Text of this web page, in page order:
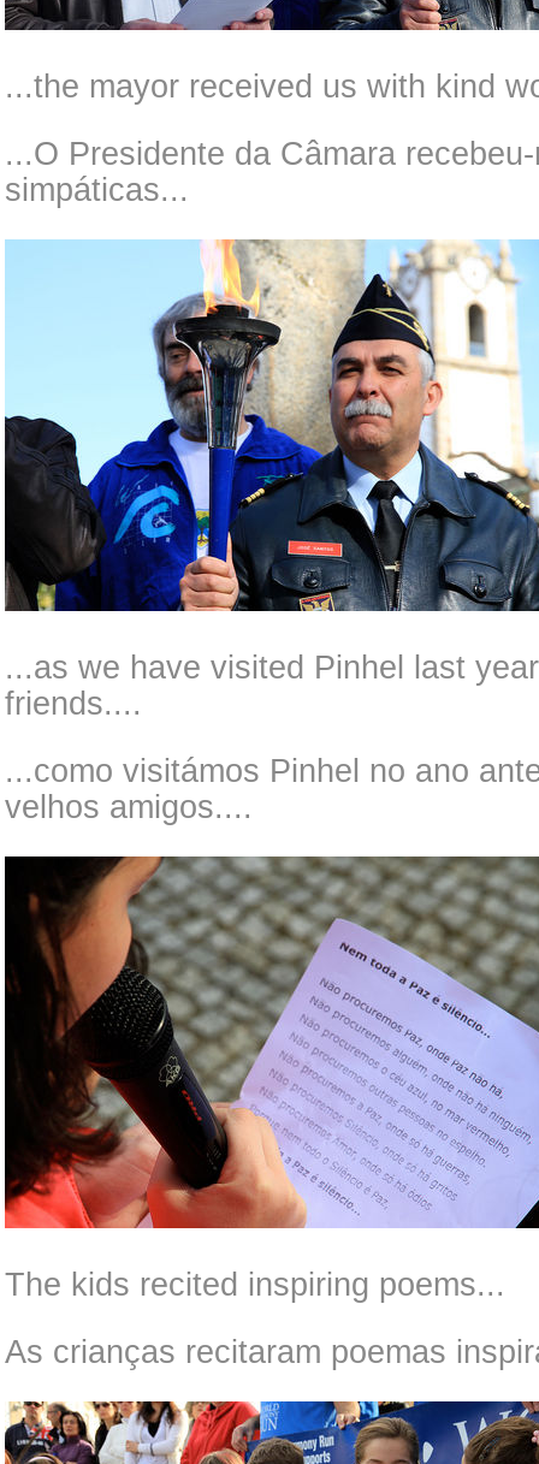
...the mayor received us with kind
...O Presidente da Câmara
simpáticas...
...as we have visited Pinhel last
friends....
...como visitámos Pinhel no ano
velhos amigos....
The kids recited inspiring poems...
As crianças recitaram poemas